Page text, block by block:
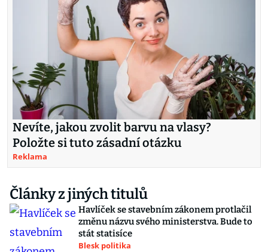
Nevíte, jakou zvolit barvu na vlasy?
Položte si tuto zásadní otázku
Reklama
Články z jiných titulů
Havlíček se stavebním zákonem protlačil
změnu názvu svého ministerstva. Bude to
stát statisíce
Blesk politika